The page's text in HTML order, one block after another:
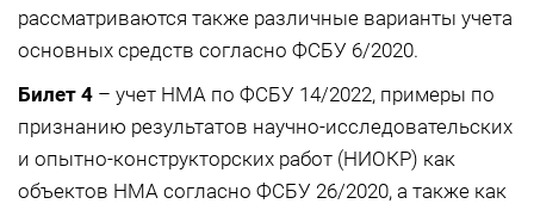
рассматриваются также различные варианты учета
основных средств согласно ФСБУ 6/2020.
Билет 4 – учет НМА по ФСБУ 14/2022, примеры по
признанию результатов научно-исследовательских
и опытно-конструкторских работ (НИОКР) как
объектов НМА согласно ФСБУ 26/2020, а также как